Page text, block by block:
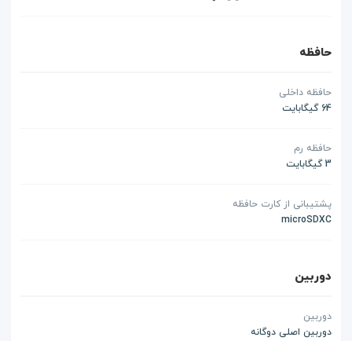
حافظه
حافظه داخلی
64 گیگابایت
حافظه رم
3 گیگابایت
پشتیبانی از کارت حافظه
microSDXC
دوربین
دوربین
دوربین اصلی دوگانه